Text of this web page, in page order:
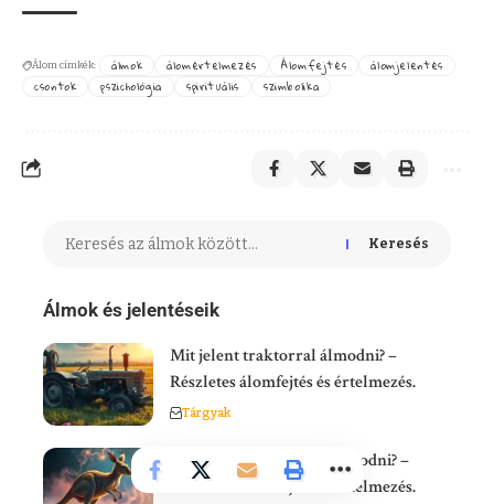
Álom címkék: álmok álomértelmezés Álomfejtés
álomjelentés
csontok
pszichológia spirituális szimbolika
Keresés
Álmok és jelentéseik
Mit jelent traktorral álmodni? –
Részletes álomfejtés és értelmezés.
Tárgyak
Mit jelent kenguruval álmodni? –
Részletes álomfejtés és értelmezés.